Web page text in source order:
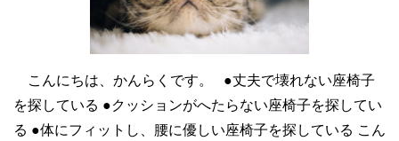
こんにちは、かんらくです。 ●丈夫で壊れない座椅子
を探している ●クッションがへたらない座椅子を探してい
る ●体にフィットし、腰に優しい座椅子を探している こん